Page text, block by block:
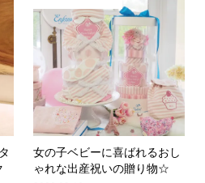
女の子ベビーに喜ばれるおし
ゃれな出産祝いの贈り物☆